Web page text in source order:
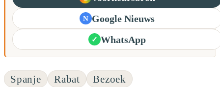
N Google Nieuws
✓ WhatsApp
Spanje Rabat
Bezoek